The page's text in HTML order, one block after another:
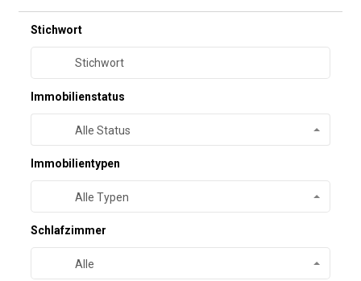
Stichwort
Immobilienstatus
Alle Status
Immobilientypen
Alle Typen
Schlafzimmer
Alle